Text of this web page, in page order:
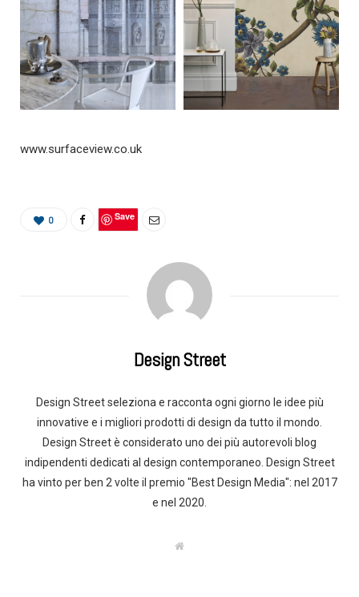
www.surfaceview.co.uk
0 Save
Design Street
Design Street seleziona e racconta ogni giorno le idee più
innovative e i migliori prodotti di design da tutto il mondo.
Design Street è considerato uno dei più autorevoli blog
indipendenti dedicati al design contemporaneo. Design Street
ha vinto per ben 2 volte il premio "Best Design Media": nel 2017
e nel 2020.
W